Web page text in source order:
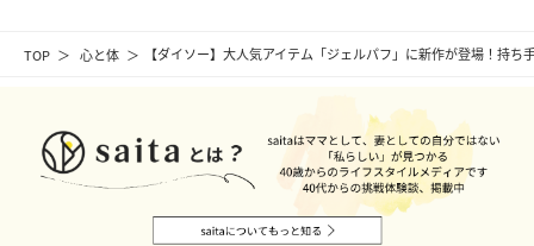
TOP 心と体 【ダイソー】大人気アイテム「ジェルパフ」に新作が登場！持